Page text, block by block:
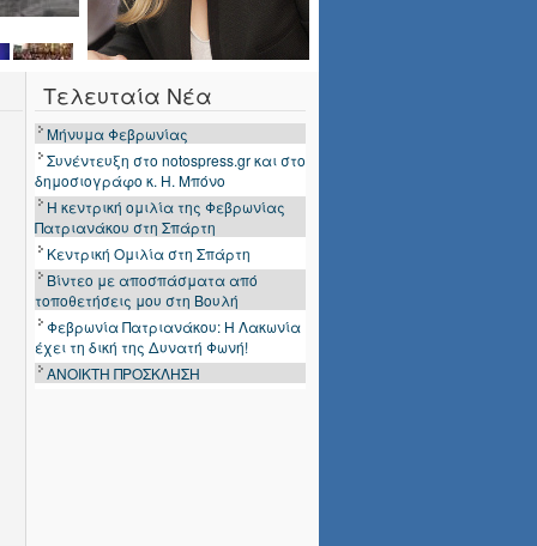
Τελευταία Νέα
Μήνυμα Φεβρωνίας
Συνέντευξη στο notospress.gr και στο
δημοσιογράφο κ. Η. Μπόνο
Η κεντρική ομιλία της Φεβρωνίας
Πατριανάκου στη Σπάρτη
Κεντρική Ομιλία στη Σπάρτη
Βίντεο με αποσπάσματα από
τοποθετήσεις μου στη Βουλή
Φεβρωνία Πατριανάκου: Η Λακωνία
έχει τη δική της Δυνατή Φωνή!
ΑΝΟΙΚΤΗ ΠΡΟΣΚΛΗΣΗ